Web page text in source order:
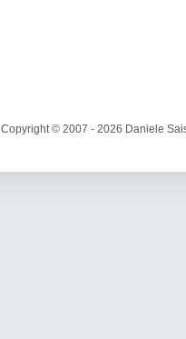
Copyright © 2007 - 2026 Daniele